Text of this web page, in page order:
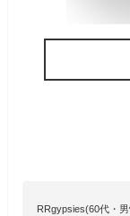
RRgypsies(60代・